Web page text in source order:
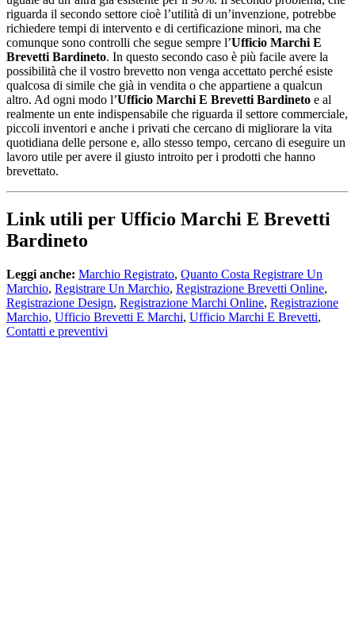
riguarda il secondo settore cioè l’utilità di un’invenzione, potrebbe
richiedere tempi di intervento e di certificazione minori, ma che
comunque sono controlli che segue sempre l’Ufficio Marchi E
Brevetti Bardineto. In questo secondo caso è più facile avere la
possibilità che il vostro brevetto non venga accettato perché esiste
qualcosa di simile che già in vendita o che appartiene a qualcun
altro. Ad ogni modo l’Ufficio Marchi E Brevetti Bardineto e al
realmente un ente indispensabile che riguarda il settore commerciale,
piccoli inventori e anche i privati che cercano di migliorare la vita
quotidiana delle persone e, allo stesso tempo, cercano di eseguire un
lavoro utile per avere il giusto introito per i prodotti che hanno
brevettato.
Link utili per Ufficio Marchi E Brevetti
Bardineto
Leggi anche: Marchio Registrato, Quanto Costa Registrare Un
Marchio, Registrare Un Marchio, Registrazione Brevetti Online,
Registrazione Design, Registrazione Marchi Online, Registrazione
Marchio, Ufficio Brevetti E Marchi, Ufficio Marchi E Brevetti,
Contatti e preventivi